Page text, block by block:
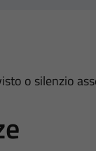
o silenzio